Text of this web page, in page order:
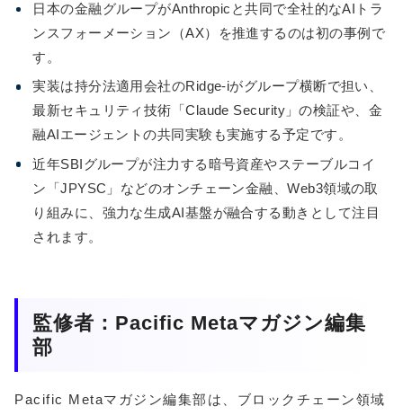
日本の金融グループがAnthropicと共同で全社的なAIトラ
ンスフォーメーション（AX）を推進するのは初の事例で
す。
実装は持分法適用会社のRidge-iがグループ横断で担い、
最新セキュリティ技術「Claude Security」の検証や、金
融AIエージェントの共同実験も実施する予定です。
近年SBIグループが注力する暗号資産やステーブルコイ
ン「JPYSC」などのオンチェーン金融、Web3領域の取
り組みに、強力な生成AI基盤が融合する動きとして注目
されます。
監修者：Pacific Metaマガジン編集
部
Pacific Metaマガジン編集部は、ブロックチェーン領域